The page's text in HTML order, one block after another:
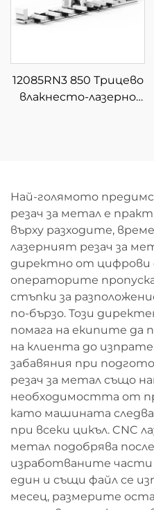
12085RN3 850 Трицево
влакнесто-лазерно
Най-голямото
резач за метал е
върху разходите,
лазерният резач за
директно от цифрови
операторите
стъпки за
по-бързо. Този
помага на екипите да
на клиента до
забавяния при
резач за метал също
необходимостта от
като машината
при всеки цикъл. CNC
метал подобрява
изработваните
един и същи файл се
месец, размерите